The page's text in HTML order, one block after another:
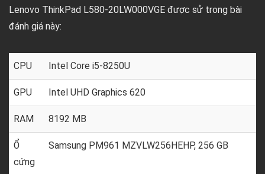
Lenovo ThinkPad L580-20LW000VGE được sử trong bài
đánh giá này:
CPU Intel Core i5-8250U
GPU Intel UHD Graphics 620
RAM 8192 MB
Ổ
cứng
Samsung PM961 MZVLW256HEHP, 256 GB